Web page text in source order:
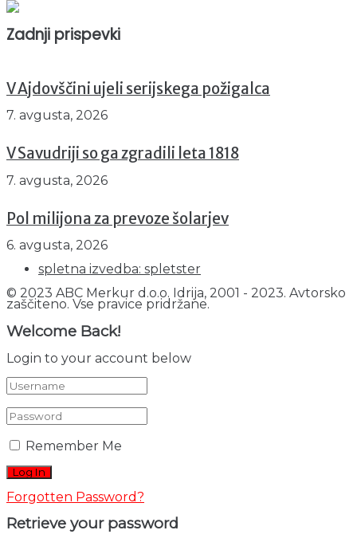
Zadnji prispevki
V Ajdovščini ujeli serijskega požigalca
7. avgusta, 2026
V Savudriji so ga zgradili leta 1818
7. avgusta, 2026
Pol milijona za prevoze šolarjev
6. avgusta, 2026
spletna izvedba: spletster
© 2023 ABC Merkur d.o.o. Idrija, 2001 - 2023. Avtorsko
zaščiteno. Vse pravice pridržane.
Welcome Back!
Login to your account below
Remember Me
Forgotten Password?
Retrieve your password